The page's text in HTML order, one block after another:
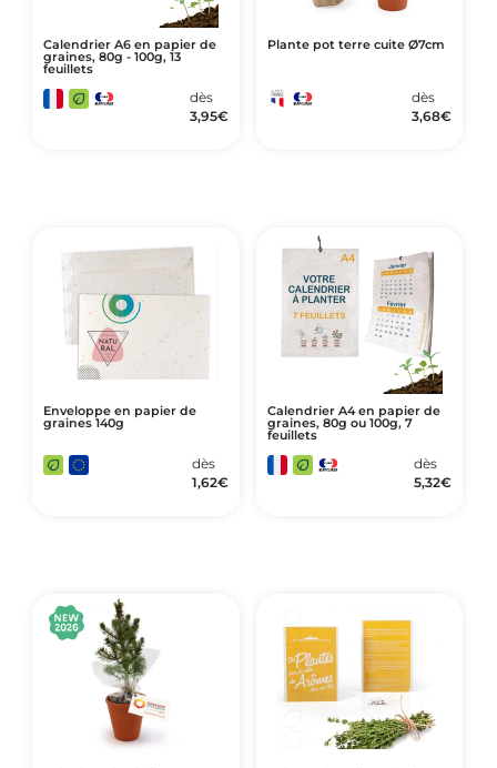
Calendrier A6 en papier de
graines, 80g - 100g, 13
feuillets
dès
3,95€
Plante pot terre cuite Ø7cm
dès
3,68€
Enveloppe en papier de
graines 140g
dès
1,62€
Calendrier A4 en papier de
graines, 80g ou 100g, 7
feuillets
dès
5,32€